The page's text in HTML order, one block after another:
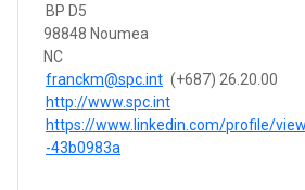
BP D5
98848 Noumea
NC
franckm@spc.int (+687) 26.20.00
http://www.spc.int
https://www.linkedin.com/profile/
-43b0983a